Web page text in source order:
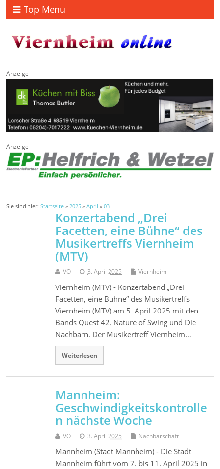
Top Menu
Anzeige
Anzeige
Sie sind hier:Startseite »2025 »April »03
Konzertabend „Drei
Facetten, eine Bühne“ des
Musikertreffs Viernheim
(MTV)
VO 3. April 2025 Viernheim
Viernheim (MTV) - Konzertabend „Drei
Facetten, eine Bühne“ des Musikertreffs
Viernheim (MTV) am 5. April 2025 mit den
Bands Quest 42, Nature of Swing und Die
Nachbarn. Der Musikertreff Viernheim…
Weiterlesen
Mannheim:
Geschwindigkeitskontrolle
n nächste Woche
VO 3. April 2025 Nachbarschaft
Mannheim (Stadt Mannheim) - Die Stadt
Mannheim führt vom 7. bis 11. April 2025 in